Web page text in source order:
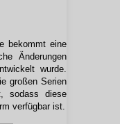
bekommt eine
Änderungen
wurde.
großen Serien
sodass diese
verfügbar ist.